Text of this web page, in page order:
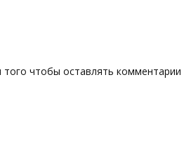
того чтобы оставлять комментарии